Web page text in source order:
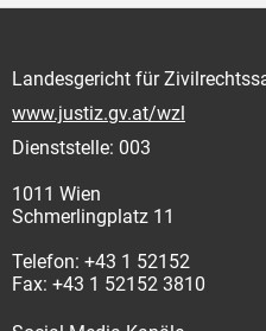
Landesgericht für
www.justiz.gv.at/wzl
Dienststelle: 003
1011 Wien
Schmerlingplatz 11
Telefon: +43 1 52152
Fax: +43 1 52152 3810